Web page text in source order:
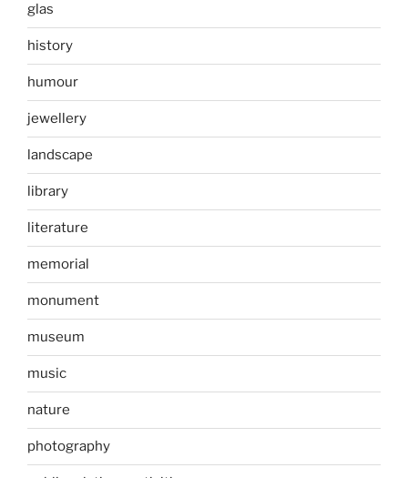
glas
history
humour
jewellery
landscape
library
literature
memorial
monument
museum
music
nature
photography